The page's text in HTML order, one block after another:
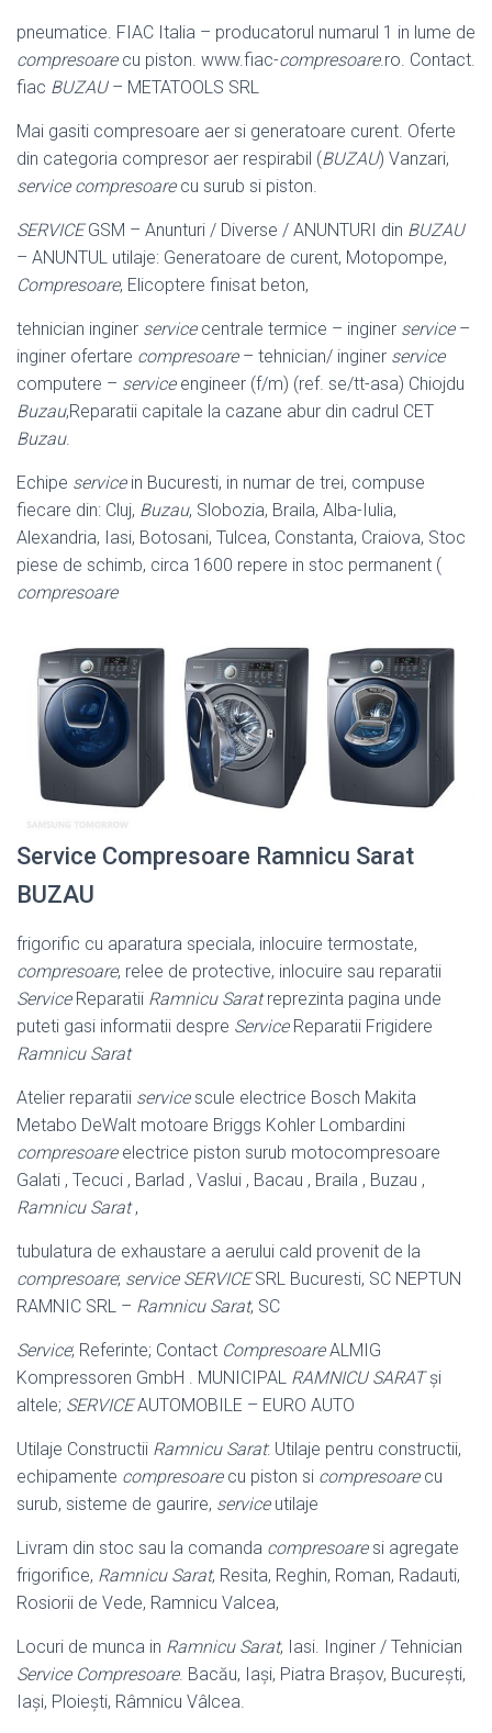
pneumatice. FIAC Italia – producatorul numarul 1 in lume de
compresoarecu piston. www.fiac-compresoare.ro. Contact.
fiac BUZAU– METATOOLS SRL
Mai gasiti compresoare aer si generatoare curent. Oferte
din categoria compresor aer respirabil (BUZAU) Vanzari,
service compresoarecu surub si piston.
SERVICEGSM – Anunturi / Diverse / ANUNTURI din BUZAU
– ANUNTUL utilaje: Generatoare de curent, Motopompe,
Compresoare, Elicoptere finisat beton,
tehnician inginer servicecentrale termice – inginer service–
inginer ofertare compresoare– tehnician/ inginer service
computere – serviceengineer (f/m) (ref. se/tt-asa) Chiojdu
Buzau,Reparatii capitale la cazane abur din cadrul CET
Buzau.
Echipe servicein Bucuresti, in numar de trei, compuse
fiecare din: Cluj, Buzau, Slobozia, Braila, Alba-Iulia,
Alexandria, Iasi, Botosani, Tulcea, Constanta, Craiova, Stoc
piese de schimb, circa 1600 repere in stoc permanent (
compresoare
Service Compresoare Ramnicu Sarat
BUZAU
frigorific cu aparatura speciala, inlocuire termostate,
compresoare, relee de protective, inlocuire sau reparatii
ServiceReparatii Ramnicu Saratreprezinta pagina unde
puteti gasi informatii despre ServiceReparatii Frigidere
Ramnicu Sarat
Atelier reparatii servicescule electrice Bosch Makita
Metabo DeWalt motoare Briggs Kohler Lombardini
compresoareelectrice piston surub motocompresoare
Galati , Tecuci , Barlad , Vaslui , Bacau , Braila , Buzau ,
Ramnicu Sarat,
tubulatura de exhaustare a aerului cald provenit de la
compresoare; service SERVICESRL Bucuresti, SC NEPTUN
RAMNIC SRL – Ramnicu Sarat, SC
Service; Referinte; Contact CompresoareALMIG
Kompressoren GmbH . MUNICIPAL RAMNICU SARATși
altele; SERVICEAUTOMOBILE – EURO AUTO
Utilaje Constructii Ramnicu Sarat: Utilaje pentru constructii,
echipamente compresoarecu piston si compresoarecu
surub, sisteme de gaurire, serviceutilaje
Livram din stoc sau la comanda compresoaresi agregate
frigorifice, Ramnicu Sarat, Resita, Reghin, Roman, Radauti,
Rosiorii de Vede, Ramnicu Valcea,
Locuri de munca in Ramnicu Sarat, Iasi. Inginer / Tehnician
Service Compresoare. Bacău, Iași, Piatra Brașov, București,
Iași, Ploiești, Râmnicu Vâlcea.